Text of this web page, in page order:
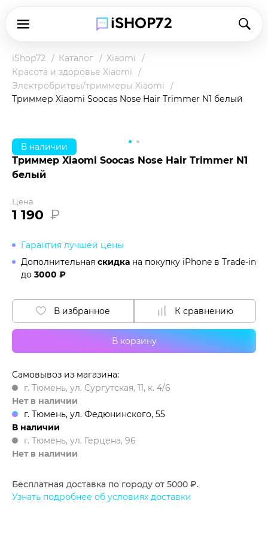
iShop72 Каталог
Xiaomi
Красота и здоровье Xiaomi
Электробритвы/триммеры Xiaomi
Триммер Xiaomi Soocas Nose Hair Trimmer N1 белый
В наличии
Триммер Xiaomi Soocas Nose Hair Trimmer N1
белый
Цена
1 190 ₽
Гарантия лучшей цены
Дополнительная скидка на покупку iPhone в Trade-in
до 3000 ₽
В корзину
В избранное К сравнению
Самовывоз из магазина:
г. Тюмень, ул. Сургутская, 11, к. 4/6
Нет в наличии
г. Тюмень, ул. Федюнинского, 55
В наличии
г. Тюмень, ул. Герцена, 96
Нет в наличии
Бесплатная доставка по городу от 5000 ₽.
Узнать подробнее об условиях доставки